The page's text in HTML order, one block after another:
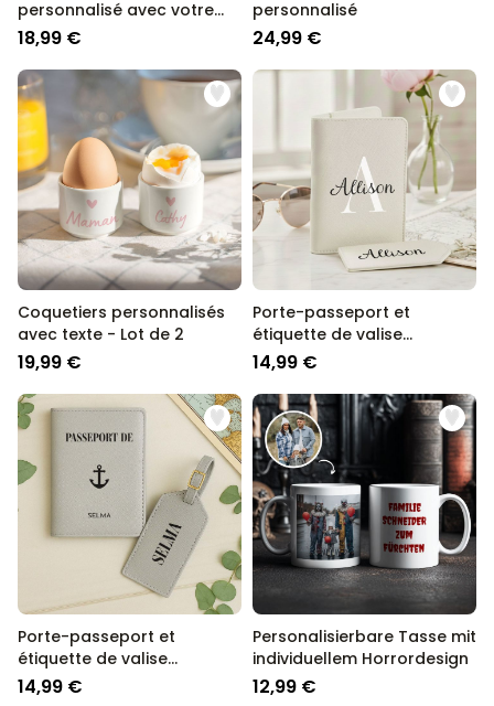
personnalisé avec votre
écriture
18,99 €
personnalisé
24,99 €
Coquetiers personnalisés
avec texte - Lot de 2
19,99 €
Porte-passeport et
étiquette de valise
personnalisés avec
14,99 €
Porte-passeport et
étiquette de valise
personnalisés avec
14,99 €
Personalisierbare Tasse mit
individuellem Horrordesign
12,99 €